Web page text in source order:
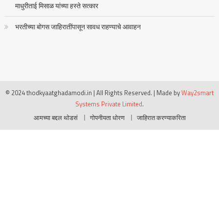
माधुरीताई मिसाळ यांच्या हस्ते सत्कार
भरतीच्या बोगस जाहिरातींपासून सावध राहण्याचे आवाहन
© 2024 thodkyaatghadamodi.in | All Rights Reserved. | Made byWay2smart
Systems Private Limited.
आमच्या बद्दल थोडसं
गोपनीयता धोरण जाहिरात करण्याकरिता